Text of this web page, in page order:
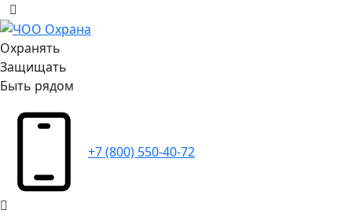
Охранять
Защищать
Быть рядом
+7 (800) 550-40-72